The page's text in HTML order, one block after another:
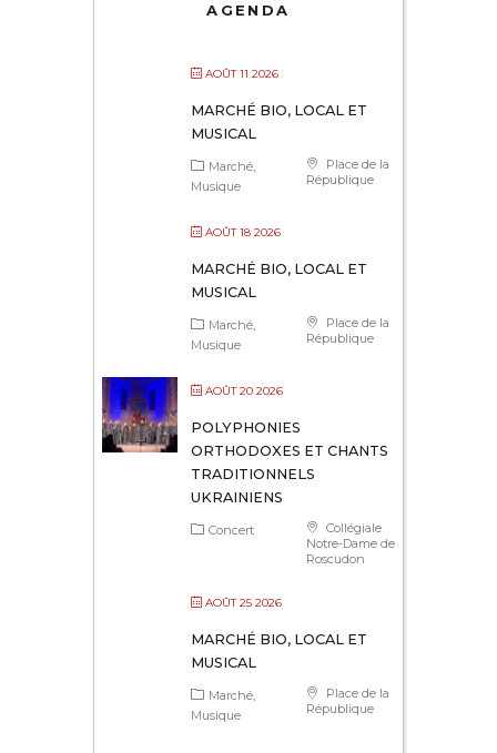
AGENDA
AOÛT 11 2026
MARCHÉ BIO, LOCAL ET
MUSICAL
Place de la
République
Marché
Musique
AOÛT 18 2026
MARCHÉ BIO, LOCAL ET
MUSICAL
Place de la
République
Marché
Musique
AOÛT 20 2026
POLYPHONIES
ORTHODOXES ET CHANTS
TRADITIONNELS
UKRAINIENS
Collégiale
Notre-Dame de
Roscudon
Concert
AOÛT 25 2026
MARCHÉ BIO, LOCAL ET
MUSICAL
Place de la
République
Marché
Musique